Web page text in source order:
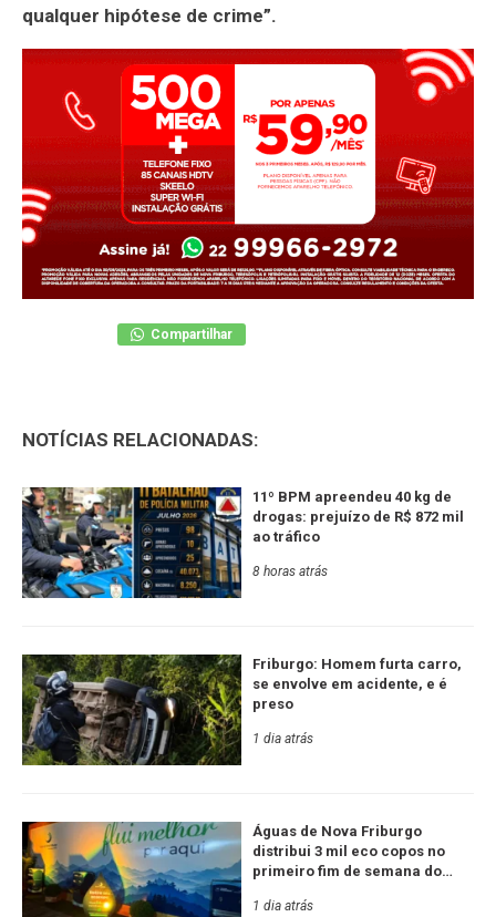
qualquer hipótese de crime”.
Compartilhar
NOTÍCIAS RELACIONADAS:
11º BPM apreendeu 40 kg de
drogas: prejuízo de R$ 872 mil
ao tráfico
8 horas atrás
Friburgo: Homem furta carro,
se envolve em acidente, e é
preso
1 dia atrás
Águas de Nova Friburgo
distribui 3 mil eco copos no
primeiro fim de semana do
1 dia atrás